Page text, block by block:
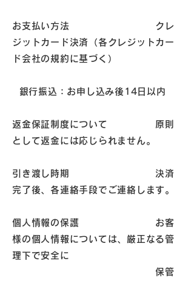
お支払い方法 クレ
ジットカード決済（各クレジットカー
ド会社の規約に基づく）
銀行振込：お申し込み後14日以内
返金保証制度について 原則
として返金には応じられません。
引き渡し時期 決済
完了後、各連絡手段でご連絡します。
個人情報の保護 お客
様の個人情報については、厳正なる管
理下で安全に
保管